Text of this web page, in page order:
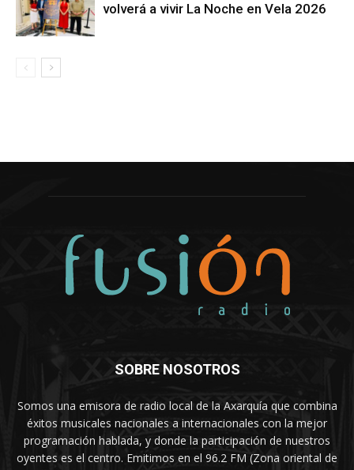
volverá a vivir La Noche en Vela 2026
SOBRE NOSOTROS
Somos una emisora de radio local de la Axarquía que combina
éxitos musicales nacionales a internacionales con la mejor
programación hablada, y donde la participación de nuestros
oyentes es el centro. Emitimos en el 96.2 FM (Zona oriental de